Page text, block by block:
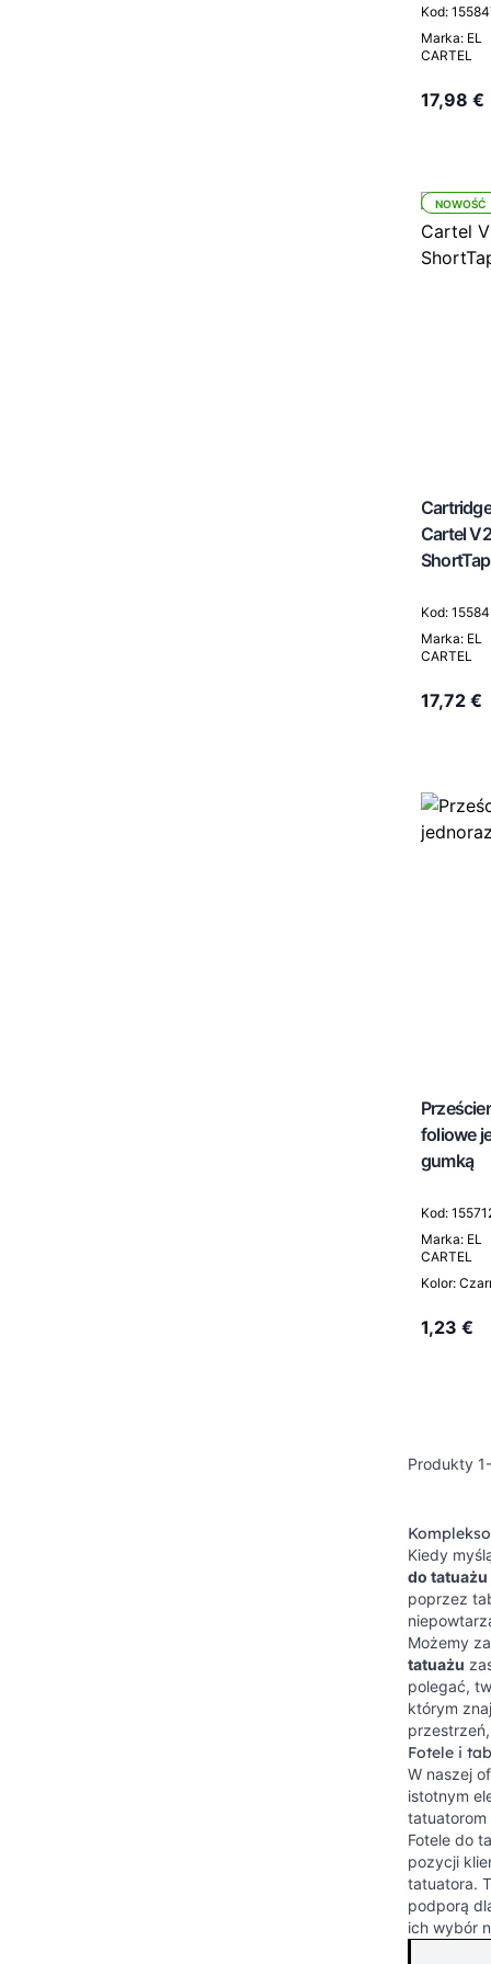
Kod:
Marka: EL
CARTEL
17,98 €
NOWOŚĆ
Cartel
Kod:
Marka: EL
CARTEL
17,72 €
foliowe
gumką
Kod:
Marka: EL
CARTEL
Kolor:
1,23 €
Produkty 1-
Kiedy
do tatuażu
poprzez
Możemy
tatuażu
polegać,
którym
Fotele i
W naszej
istotnym
tatuatorom
Fotele do
pozycji
tatuatora.
podporą
ich wybór